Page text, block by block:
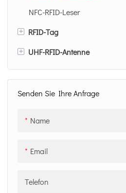
NFC-RFID-Leser
+ RFID-Tag
UHF-RFID-Tag-Etikett
UHF-RFID-Karte
Anti-Metall-RFID-Tag
+ UHF-RFID-Antenne
12 dBi UHF-RFID-Antenne
8 dBi UHF-RFID-Antenne
Senden Sie Ihre Anfrage
Name
Email
Telefon